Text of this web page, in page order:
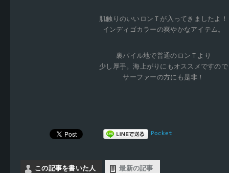
肌触りのいいロンＴが入ってきましたよ！
インディゴカラーの爽やかなアイテム。
裏パイル地で普通のロンＴより
少し厚手。海上がりにもオススメですので
サーファーの方にも是非！
Pocket
この記事を書いた人 最新の記事